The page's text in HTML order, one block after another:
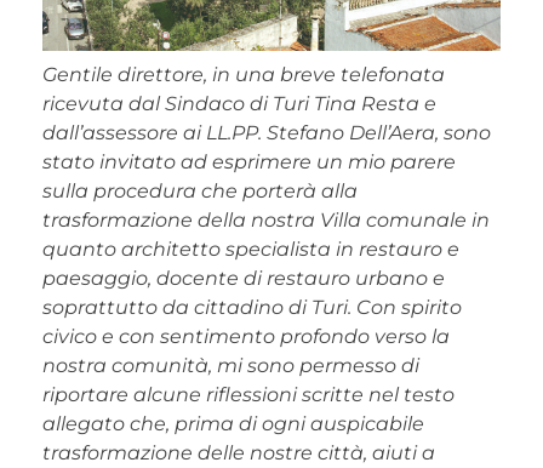
Gentile direttore, in una breve telefonata
ricevuta dal Sindaco di Turi Tina Resta e
dall’assessore ai LL.PP. Stefano Dell’Aera, sono
stato invitato ad esprimere un mio parere
sulla procedura che porterà alla
trasformazione della nostra Villa comunale in
quanto architetto specialista in restauro e
paesaggio, docente di restauro urbano e
soprattutto da cittadino di Turi. Con spirito
civico e con sentimento profondo verso la
nostra comunità, mi sono permesso di
riportare alcune riflessioni scritte nel testo
allegato che, prima di ogni auspicabile
trasformazione delle nostre città, aiuti a